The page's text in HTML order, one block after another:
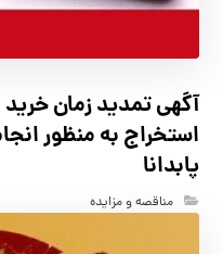
آگهي تمدید زمان
استخراج به منظور
پابدانا
مناقصه و مزایده